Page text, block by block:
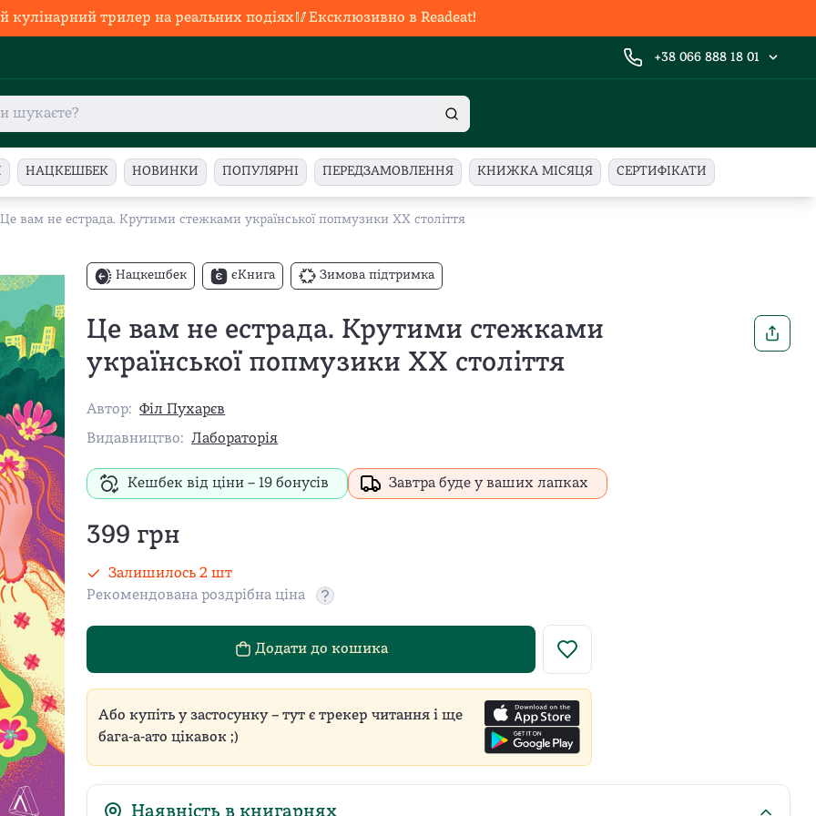
кулінарний трилер на реальних подіях🥢Ексклюзивно в Readeat!
+38 066 888 18 01
НАЦКЕШБЕК НОВИНКИ ПОПУЛЯРНІ ПЕРЕДЗАМОВЛЕННЯ КНИЖКА МІСЯЦЯ СЕРТИФІКАТИ
Це вам не естрада. Крутими стежками української попмузики XX століття
Нацкешбек єКнига Зимова підтримка
Це вам не естрада. Крутими стежками
української попмузики XX століття
Автор: Філ Пухарєв
Видавництво: Лабораторія
Кешбек від ціни – 19 бонусів Завтра буде у ваших лапках
399 грн
Залишилось2 шт
Рекомендована роздрібна ціна
Додати до кошика
Або купіть у застосунку – тут є трекер читання і ще
бага-а-ато цікавок ;)
Наявність в книгарнях